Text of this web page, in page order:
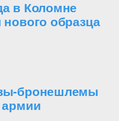
в Коломне
образца
бронешлемы
армии